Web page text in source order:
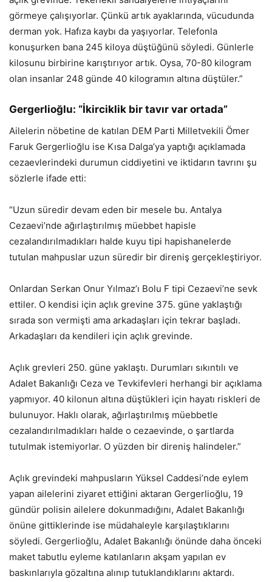
görmeye çalışıyorlar. Çünkü artık ayaklarında, vücudunda
derman yok. Hafıza kaybı da yaşıyorlar. Telefonla
konuşurken bana 245 kiloya düştüğünü söyledi. Günlerle
kilosunu birbirine karıştırıyor artık. Oysa, 70-80 kilogram
olan insanlar 248 günde 40 kilogramın altına düştüler.”
Gergerlioğlu: “İkirciklik bir tavır var ortada”
Ailelerin nöbetine de katılan DEM Parti Milletvekili Ömer
Faruk Gergerlioğlu ise Kısa Dalga’ya yaptığı açıklamada
cezaevlerindeki durumun ciddiyetini ve iktidarın tavrını şu
sözlerle ifade etti:
“Uzun süredir devam eden bir mesele bu. Antalya
Cezaevi’nde ağırlaştırılmış müebbet hapisle
cezalandırılmadıkları halde kuyu tipi hapishanelerde
tutulan mahpuslar uzun süredir bir direniş gerçekleştiriyor.
Onlardan Serkan Onur Yılmaz’ı Bolu F tipi Cezaevi’ne sevk
ettiler. O kendisi için açlık grevine 375. güne yaklaştığı
sırada son vermişti ama arkadaşları için tekrar başladı.
Arkadaşları da kendileri için açlık grevinde.
Açlık grevleri 250. güne yaklaştı. Durumları sıkıntılı ve
Adalet Bakanlığı Ceza ve Tevkifevleri herhangi bir açıklama
yapmıyor. 40 kilonun altına düştükleri için hayatı riskleri de
bulunuyor. Haklı olarak, ağırlaştırılmış müebbetle
cezalandırılmadıkları halde o cezaevinde, o şartlarda
tutulmak istemiyorlar. O yüzden bir direniş halindeler.”
Açlık grevindeki mahpusların Yüksel Caddesi’nde eylem
yapan ailelerini ziyaret ettiğini aktaran Gergerlioğlu, 19
gündür polisin ailelere dokunmadığını, Adalet Bakanlığı
önüne gittiklerinde ise müdahaleyle karşılaştıklarını
söyledi. Gergerlioğlu, Adalet Bakanlığı önünde daha önceki
maket tabutlu eyleme katılanların akşam yapılan ev
baskınlarıyla gözaltına alınıp tutuklandıklarını aktardı.